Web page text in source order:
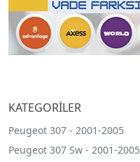
KATEGORİLER
Peugeot 307 - 2001-2005
Peugeot 307 Sw - 2001-2005